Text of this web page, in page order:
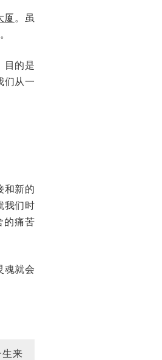
厦。虽
目的是
们从一
和新的
我们时
的痛苦
魂就会
生来